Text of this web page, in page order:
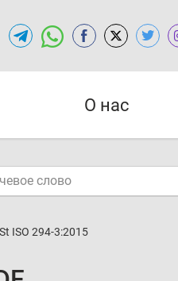
О нас
ISO 294-3:2015